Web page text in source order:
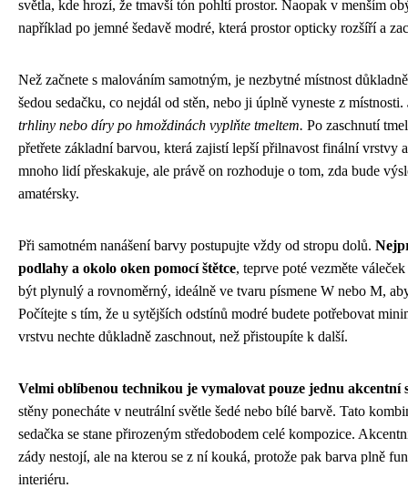
světla, kde hrozí, že tmavší tón pohltí prostor. Naopak v menším
například po jemné šedavě modré, která prostor opticky rozšíří a
Než začnete s malováním samotným, je nezbytné místnost
šedou sedačku, co nejdál od stěn, nebo ji úplně vyneste z místnosti.
trhliny nebo díry po hmoždinách vyplňte tmeltem. Po zaschnutí
přetřete základní barvou, která zajistí lepší přilnavost finální vrstvy
mnoho lidí přeskakuje, ale právě on rozhoduje o tom, zda bude
amatérsky.
Při samotném nanášení barvy postupujte vždy od stropu dolů.
podlahy a okolo oken pomocí štětce, teprve poté vezměte
být plynulý a rovnoměrný, ideálně ve tvaru písmene W nebo M,
Počítejte s tím, že u sytějších odstínů modré budete potřebovat
vrstvu nechte důkladně zaschnout, než přistoupíte k další.
Velmi oblíbenou technikou je vymalovat pouze jednu akcentní
stěny ponecháte v neutrální světle šedé nebo bílé barvě. Tato
sedačka se stane přirozeným středobodem celé kompozice.
zády nestojí, ale na kterou se z ní kouká, protože pak barva plně
interiéru.